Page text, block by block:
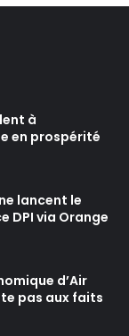
à
en prospérité
lancent le
DPI via Orange
d’Air
pas aux faits